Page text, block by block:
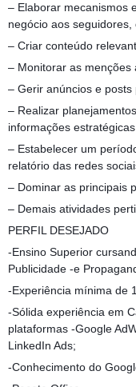
– Elaborar mecanismos
negócio aos
– Criar conteúdo
– Monitorar as menções
– Gerir anúncios e
– Realizar
informações
– Estabelecer um
relatório das redes
– Dominar as principais
– Demais atividades
PERFIL DESEJADO
-Ensino Superior
Publicidade -e
-Experiência mínima de
-Sólida experiência em
plataformas -Google
LinkedIn Ads;
-Conhecimento do